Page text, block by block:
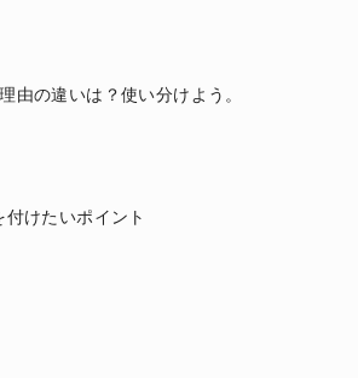
の違いは？使い分けよう。
けたいポイント